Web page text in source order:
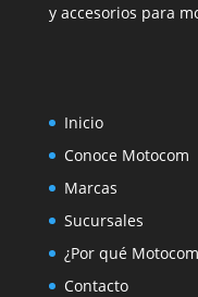
y accesorios para
Inicio
Conoce Motocom
Marcas
Sucursales
¿Por qué
Contacto